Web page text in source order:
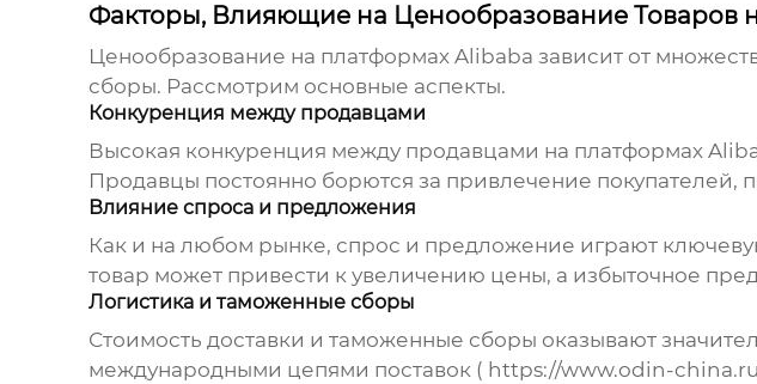
Факторы, Влияющие на Ценообразование Товаров
Ценообразование на платформах Alibaba зависит от
сборы. Рассмотрим основные аспекты.
Конкуренция между продавцами
Высокая конкуренция между продавцами на платформах
Продавцы постоянно борются за привлечение покупателей,
Влияние спроса и предложения
Как и на любом рынке, спрос и предложение играют
товар может привести к увеличению цены, а избыточное
Логистика и таможенные сборы
Стоимость доставки и таможенные сборы оказывают
международными цепями поставок ( https://www.odin-